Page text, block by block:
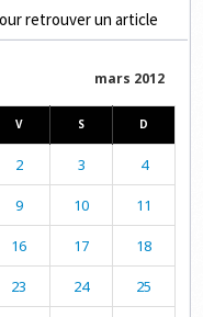
retrouver un article
mars 2012
V S D
2 3 4
9 10 11
16 17 18
23 24 25